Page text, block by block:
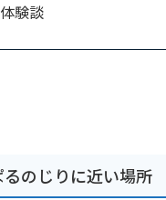
験談
のじりに近い場所